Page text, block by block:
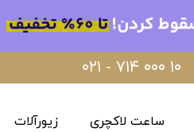
۰۲۱ - ۷۱۴ ۰۰۰ ۱۰
ساعت لاکچری زیورآلات